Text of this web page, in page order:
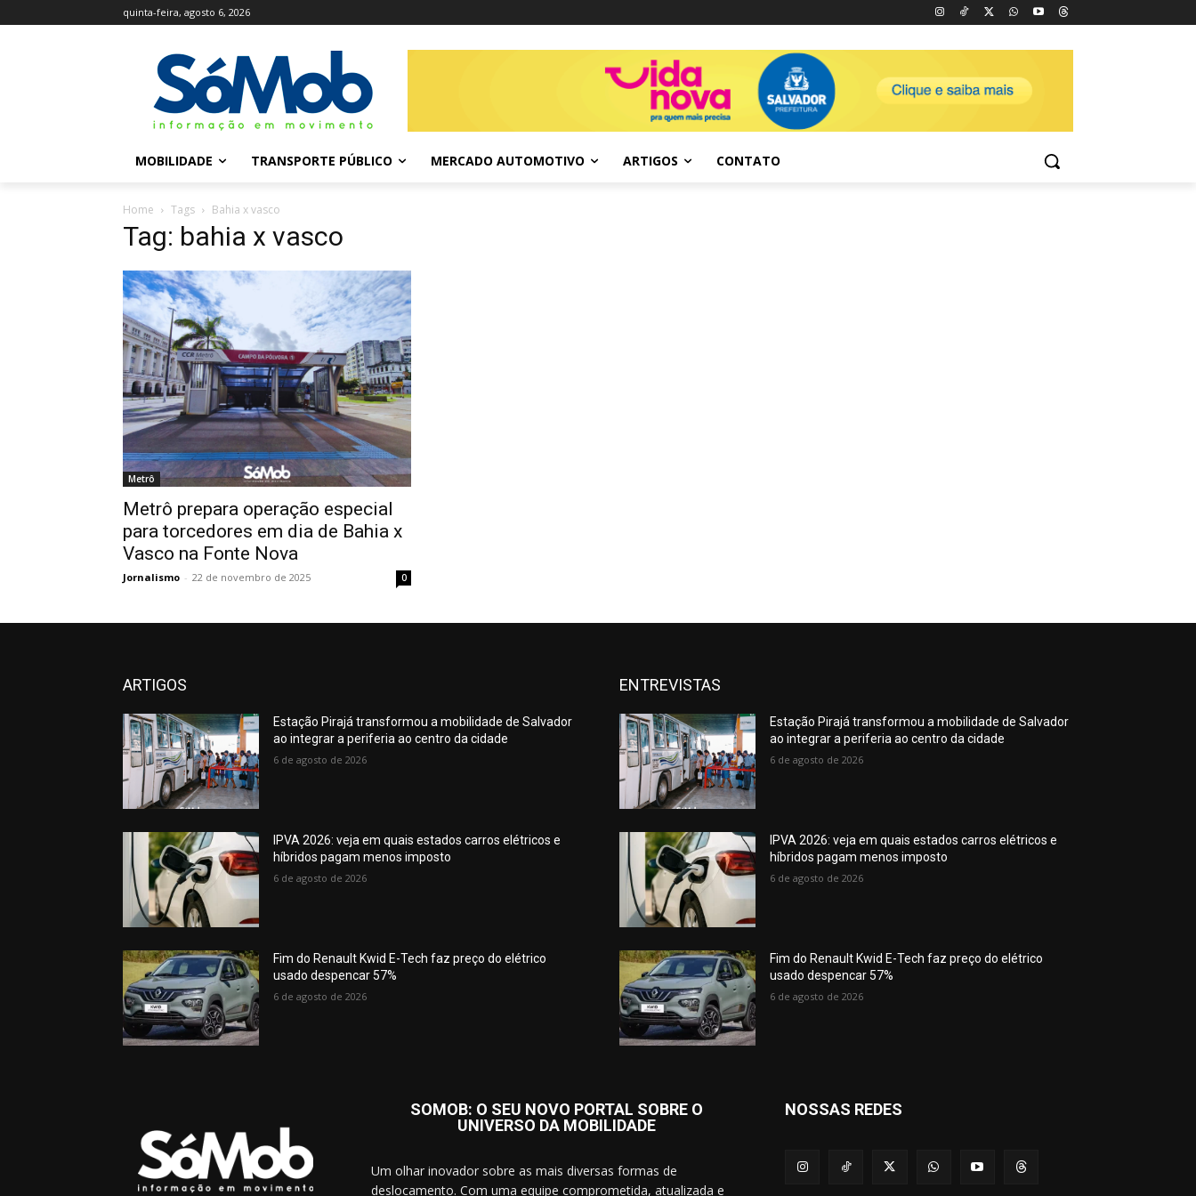
quinta-feira, agosto 6, 2026
MOBILIDADE TRANSPORTE PÚBLICO MERCADO AUTOMOTIVO ARTIGOS CONTATO
Home Tags Bahia x vasco
Tag: bahia x vasco
Metrô
Metrô prepara operação especial
para torcedores em dia de Bahia x
Vasco na Fonte Nova
Jornalismo - 22 de novembro de 2025 0
ARTIGOS
Estação Pirajá transformou a mobilidade de Salvador
ao integrar a periferia ao centro da cidade
6 de agosto de 2026
IPVA 2026: veja em quais estados carros elétricos e
híbridos pagam menos imposto
6 de agosto de 2026
Fim do Renault Kwid E-Tech faz preço do elétrico
usado despencar 57%
6 de agosto de 2026
ENTREVISTAS
Estação Pirajá transformou a mobilidade de Salvador
ao integrar a periferia ao centro da cidade
6 de agosto de 2026
IPVA 2026: veja em quais estados carros elétricos e
híbridos pagam menos imposto
6 de agosto de 2026
Fim do Renault Kwid E-Tech faz preço do elétrico
usado despencar 57%
6 de agosto de 2026
SOMOB: O SEU NOVO PORTAL SOBRE O
UNIVERSO DA MOBILIDADE
Um olhar inovador sobre as mais diversas formas de
deslocamento. Com uma equipe comprometida, atualizada e
NOSSAS REDES